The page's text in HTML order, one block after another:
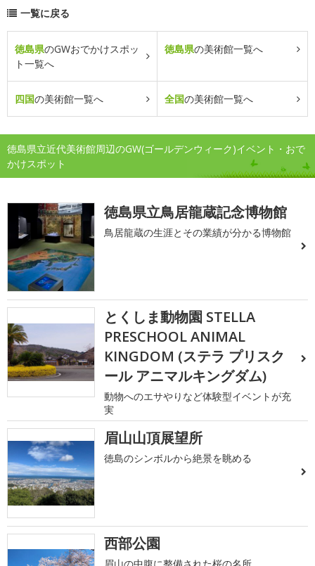
一覧に戻る
徳島県のGWおでかけスポッ
ト一覧へ
徳島県の美術館一覧へ
四国の美術館一覧へ 全国の美術館一覧へ
徳島県立近代美術館周辺のGW(ゴールデンウィーク)イベント・おで
かけスポット
徳島県立鳥居龍蔵記念博物館
鳥居龍蔵の生涯とその業績が分かる博物館
とくしま動物園 STELLA
PRESCHOOL ANIMAL
KINGDOM (ステラ プリスク
ール アニマルキングダム)
動物へのエサやりなど体験型イベントが充
実
眉山山頂展望所
徳島のシンボルから絶景を眺める
西部公園